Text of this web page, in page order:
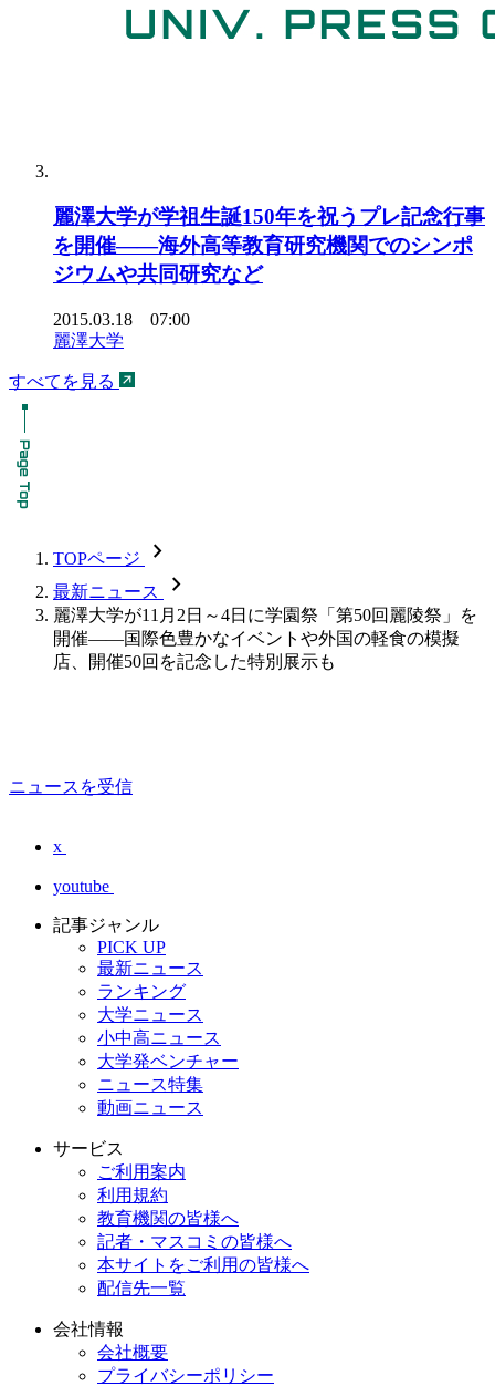
麗澤大学が学祖生誕150年を祝うプレ記念行事
を開催――海外高等教育研究機関でのシンポ
ジウムや共同研究など
2015.03.18 07:00
麗澤大学
すべてを見る
TOPページ chevron_forward
最新ニュース chevron_forward
麗澤大学が11月2日～4日に学園祭「第50回麗陵祭」を
開催――国際色豊かなイベントや外国の軽食の模擬
店、開催50回を記念した特別展示も
ニュースを受信
x
youtube
記事ジャンル
PICK UP
最新ニュース
ランキング
大学ニュース
小中高ニュース
大学発ベンチャー
ニュース特集
動画ニュース
サービス
ご利用案内
利用規約
教育機関の皆様へ
記者・マスコミの皆様へ
本サイトをご利用の皆様へ
配信先一覧
会社情報
会社概要
プライバシーポリシー